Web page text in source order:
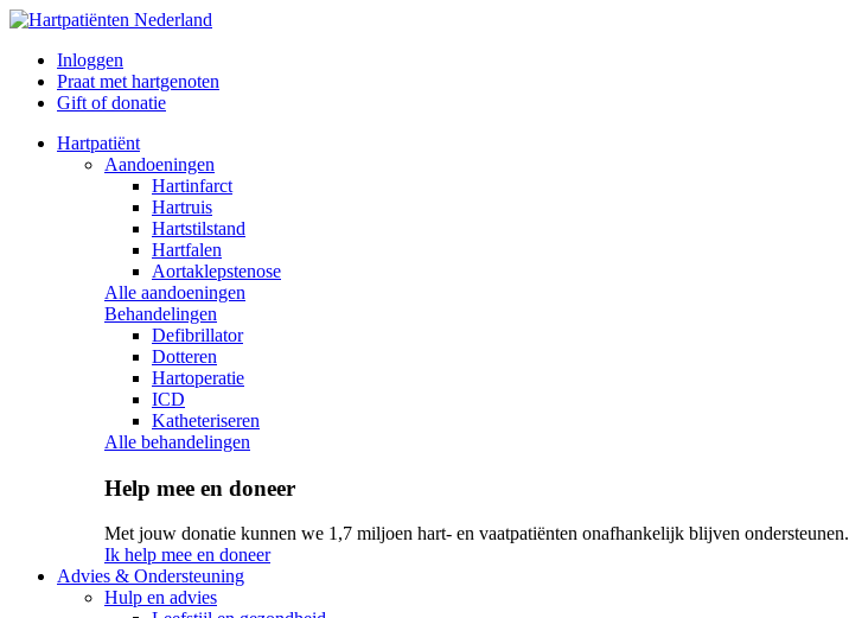
Inloggen
Praat met hartgenoten
Gift of donatie
Hartpatiënt
Aandoeningen
Hartinfarct
Hartruis
Hartstilstand
Hartfalen
Aortaklepstenose
Alle aandoeningen
Behandelingen
Defibrillator
Dotteren
Hartoperatie
ICD
Katheteriseren
Alle behandelingen
Help mee en doneer
Met jouw donatie kunnen we 1,7 miljoen hart- en vaatpatiënten onafhankelijk blijven ondersteunen.
Ik help mee en doneer
Advies & Ondersteuning
Hulp en advies